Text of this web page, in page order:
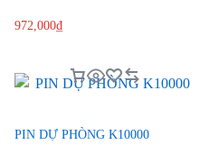
972,000₫
PIN DỰ PHÒNG K10000